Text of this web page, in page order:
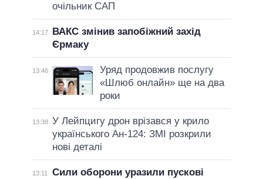
очільник САП
14:17
ВАКС змінив запобіжний захід
Єрмаку
13:46
Уряд продовжив послугу
«Шлюб онлайн» ще на два
роки
13:38 У Лейпцигу дрон врізався у крило
українського Ан-124: ЗМІ розкрили
нові деталі
13:11
Сили оборони уразили пускові